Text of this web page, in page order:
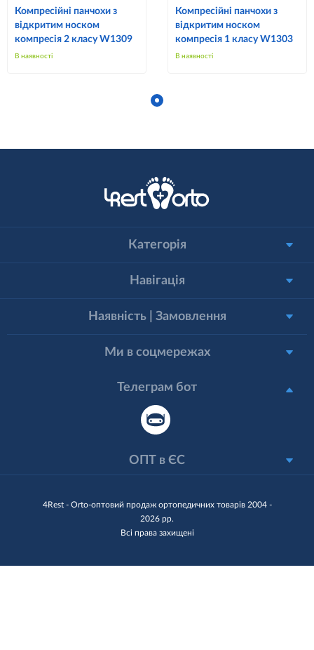
Компресійні панчохи з
відкритим носком
компресія 2 класу W1309
В наявності
Компресійні панчохи з
відкритим носком
компресія 1 класу W1303
В наявності
4Rest - Orto-оптовий продаж ортопедичних товарів 2004 -
2026 рр.
Всі права захищені
Категорія
Навігація
Наявність | Замовлення
Ми в соцмережах
Телеграм бот
ОПТ в ЄС